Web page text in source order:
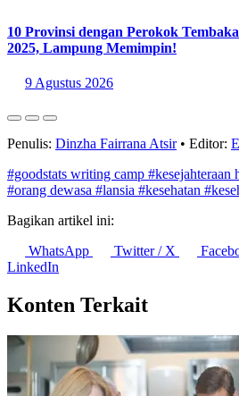
10 Provinsi dengan Perokok
2025, Lampung Memimpin!
9 Agustus 2026
Penulis: Dinzha Fairrana Atsir • Editor:
#goodstats writing camp #kesejahteraan
#orang dewasa #lansia #kesehatan
Bagikan artikel ini:
WhatsApp
Twitter / X
LinkedIn
Konten Terkait